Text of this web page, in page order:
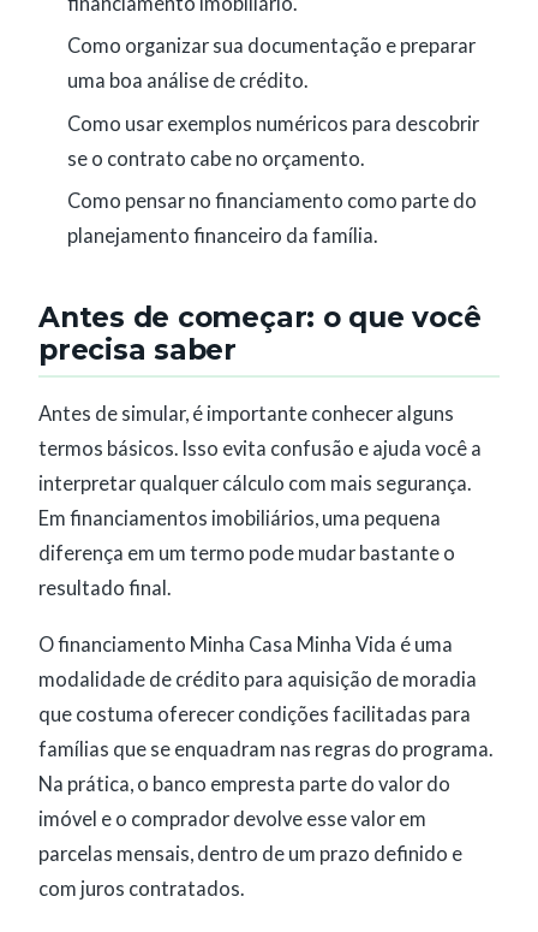
Como organizar sua documentação e preparar
uma boa análise de crédito.
Como usar exemplos numéricos para descobrir
se o contrato cabe no orçamento.
Como pensar no financiamento como parte do
planejamento financeiro da família.
Antes de começar: o que você
precisa saber
Antes de simular, é importante conhecer alguns
termos básicos. Isso evita confusão e ajuda você a
interpretar qualquer cálculo com mais segurança.
Em financiamentos imobiliários, uma pequena
diferença em um termo pode mudar bastante o
resultado final.
O financiamento Minha Casa Minha Vida é uma
modalidade de crédito para aquisição de moradia
que costuma oferecer condições facilitadas para
famílias que se enquadram nas regras do programa.
Na prática, o banco empresta parte do valor do
imóvel e o comprador devolve esse valor em
parcelas mensais, dentro de um prazo definido e
com juros contratados.